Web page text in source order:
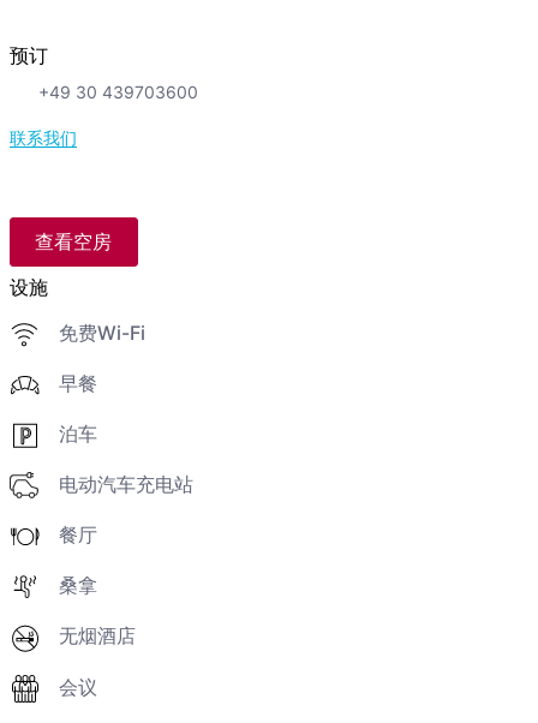
预订
+49 30 439703600
联系我们
查看空房
设施
免费Wi-Fi
早餐
泊车
电动汽车充电站
餐厅
桑拿
无烟酒店
会议